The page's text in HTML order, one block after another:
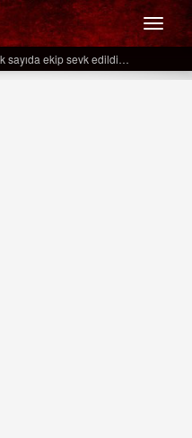
Menü
sayıda ekip sevk edildi…